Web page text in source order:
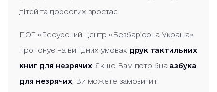
дітей та дорослих зростає.
ПОГ «Ресурсний центр «Безбар’єрна Україна»
пропонує на вигідних умовах друк тактильних
книг для незрячих . Якщо Вам потрібна азбука
для незрячих , Ви можете замовити її